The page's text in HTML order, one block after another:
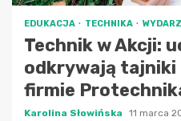
EDUKACJA TECHNIKA
Technik w Akcji:
odkrywają tajniki
firmie
Karolina Słowińska 11 marca